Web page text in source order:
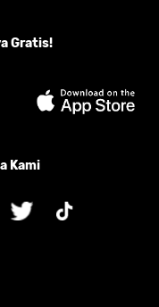
Gratis!
Kami